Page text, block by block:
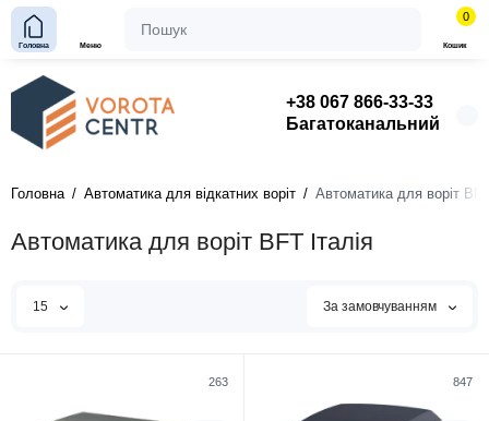
+38 067 866-33-33
Багатоканальний
Головна Меню
0
Кошик
Головна Автоматика для відкатних воріт Автоматика для воріт BFT
Автоматика для воріт BFT Італія
15 За замовчуванням
263 847